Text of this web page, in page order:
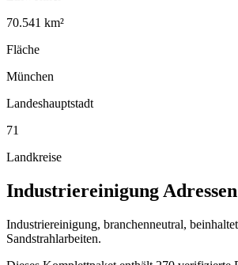
70.541 km²
Fläche
München
Landeshauptstadt
71
Landkreise
Industriereinigung
Industriereinigung, branchenneutral,
Sandstrahlarbeiten.